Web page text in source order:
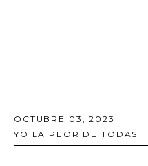
OCTUBRE 03, 2023
YO LA PEOR DE TODAS